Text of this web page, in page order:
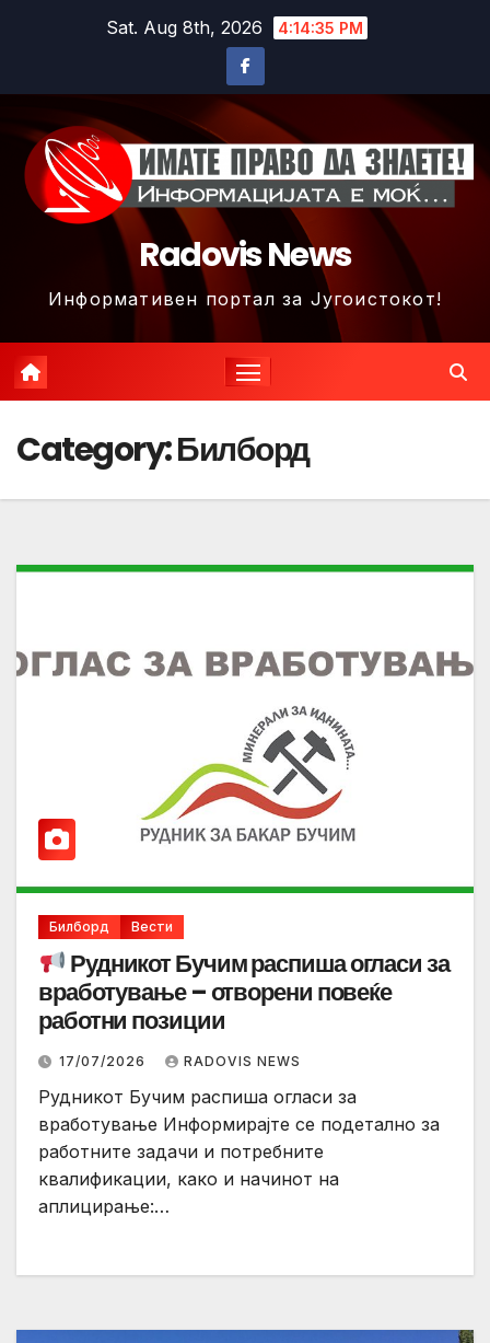
Sat. Aug 8th, 2026 4:14:36 PM
Radovis News
Информативен портал за Југоистокот!
Category:Билборд
Билборд Вести
Рудникот Бучим распиша огласи за
вработување – отворени повеќе
работни позиции
17/07/2026 RADOVIS NEWS
Рудникот Бучим распиша огласи за
вработување Информирајте се подетално за
работните задачи и потребните
квалификации, како и начинот на
аплицирање:…